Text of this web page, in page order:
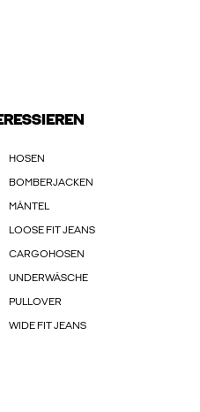
HOSEN
BOMBERJACKEN
MÄNTEL
LOOSE FIT JEANS
CARGOHOSEN
UNDERWÄSCHE
PULLOVER
WIDE FIT JEANS